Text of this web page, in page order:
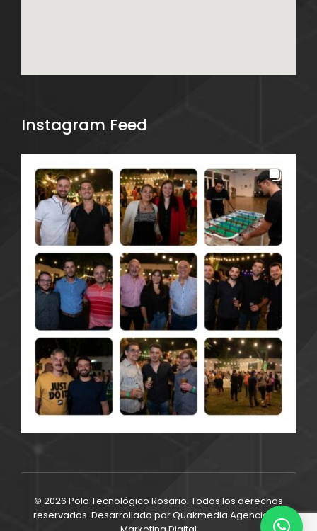
Instagram Feed
© 2026 Polo Tecnológico Rosario. Todos los derechos
reservados. Desarrollado porQuakmedia Agencia de